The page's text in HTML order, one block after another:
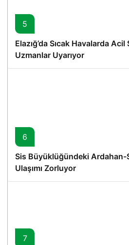
5
Elazığ’da Sıcak Havalarda
Uzmanlar Uyarıyor
6
Sis Büyüklüğündeki Ardahan-
Ulaşımı Zorluyor
7